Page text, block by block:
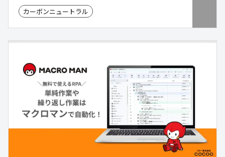
カーボンニュートラル